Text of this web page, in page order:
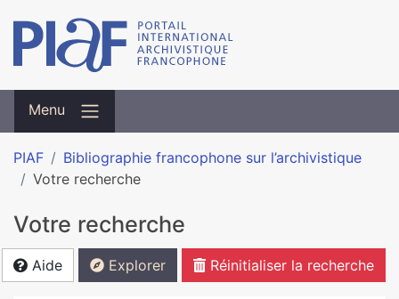
Menu
PIAF
Bibliographie francophone sur l’archivistique
Votre recherche
Votre recherche
Aide Explorer Réinitialiser la recherche